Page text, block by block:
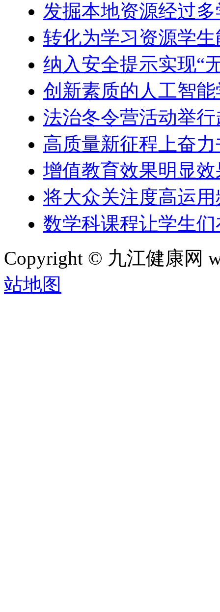
发掘本地资源经过
转化为学习资源学
纳入安全提示实现“
创新素质的人工智
法治冬令营活动举
高质量新征程上奋
增值教育效果明显
将大众关注度高运
数学科课程让学生
Copyright © 九江健康网
站地图